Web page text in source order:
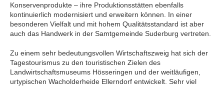
Konservenprodukte – ihre Produktionsstätten ebenfalls
kontinuierlich modernisiert und erweitern können. In einer
besonderen Vielfalt und mit hohem Qualitätsstandard ist aber
auch das Handwerk in der Samtgemeinde Suderburg vertreten.
Zu einem sehr bedeutungsvollen Wirtschaftszweig hat sich der
Tagestourismus zu den touristischen Zielen des
Landwirtschaftsmuseums Hösseringen und der weitläufigen,
urtypischen Wacholderheide Ellerndorf entwickelt. Sehr viel